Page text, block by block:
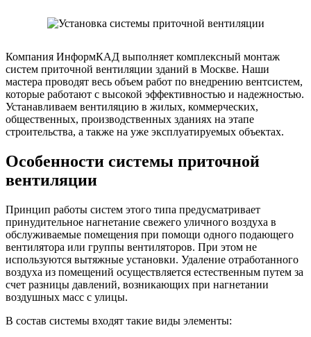
Компания ИнформКАД выполняет комплексный монтаж
систем приточной вентиляции зданий в Москве. Наши
мастера проводят весь объем работ по внедрению вентсистем,
которые работают с высокой эффективностью и надежностью.
Устанавливаем вентиляцию в жилых, коммерческих,
общественных, производственных зданиях на этапе
строительства, а также на уже эксплуатируемых объектах.
Особенности системы приточной
вентиляции
Принцип работы систем этого типа предусматривает
принудительное нагнетание свежего уличного воздуха в
обслуживаемые помещения при помощи одного подающего
вентилятора или группы вентиляторов. При этом не
используются вытяжные установки. Удаление отработанного
воздуха из помещений осуществляется естественным путем за
счет разницы давлений, возникающих при нагнетании
воздушных масс с улицы.
В состав системы входят такие виды элементы: